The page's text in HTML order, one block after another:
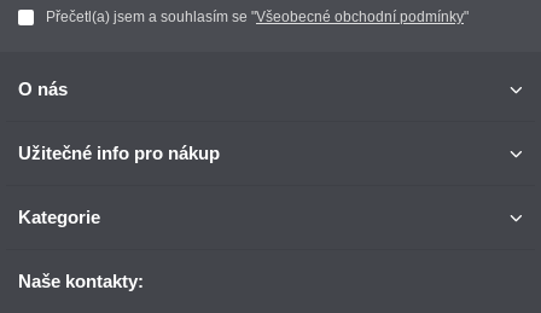
Přečetl(a) jsem a souhlasím se "Všeobecné obchodní podmínky"
O nás
Užitečné info pro nákup
Kategorie
Naše kontakty: